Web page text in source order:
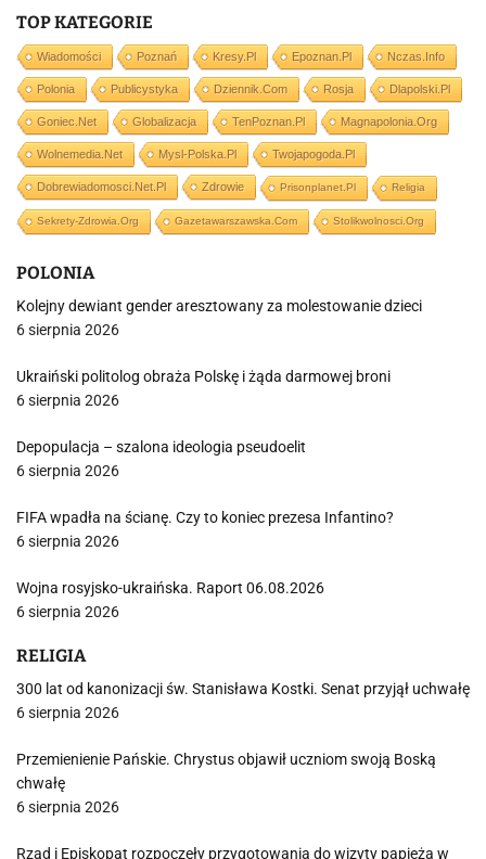
TOP KATEGORIE
Wiadomości Poznań Kresy.pl Epoznan.pl Nczas.info
Polonia Publicystyka Dziennik.com Rosja Dlapolski.pl
Goniec.net Globalizacja TenPoznan.pl Magnapolonia.org
Wolnemedia.net Mysl-Polska.pl Twojapogoda.pl
Dobrewiadomosci.net.pl Zdrowie Prisonplanet.pl Religia
Sekrety-Zdrowia.org Gazetawarszawska.com Stolikwolnosci.org
POLONIA
Kolejny dewiant gender aresztowany za molestowanie dzieci
6 sierpnia 2026
Ukraiński politolog obraża Polskę i żąda darmowej broni
6 sierpnia 2026
Depopulacja – szalona ideologia pseudoelit
6 sierpnia 2026
FIFA wpadła na ścianę. Czy to koniec prezesa Infantino?
6 sierpnia 2026
Wojna rosyjsko-ukraińska. Raport 06.08.2026
6 sierpnia 2026
RELIGIA
300 lat od kanonizacji św. Stanisława Kostki. Senat przyjął uchwałę
6 sierpnia 2026
Przemienienie Pańskie. Chrystus objawił uczniom swoją Boską
chwałę
6 sierpnia 2026
Rząd i Episkopat rozpoczęły przygotowania do wizyty papieża w